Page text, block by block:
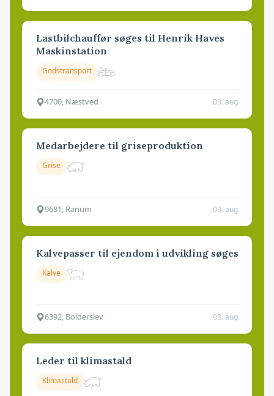
Lastbilchauffør søges til Henrik Haves
Maskinstation
Godstransport
4700, Næstved 03. aug.
Medarbejdere til griseproduktion
Grise
9681, Ranum 03. aug.
Kalvepasser til ejendom i udvikling søges
Kalve
6392, Bolderslev 03. aug.
Leder til klimastald
Klimastald